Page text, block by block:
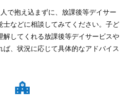
で抱え込まずに、放課後等デイサー
士などに相談してみてください。子ど
解してくれる放課後等デイサービスや
、状況に応じて具体的なアドバイス